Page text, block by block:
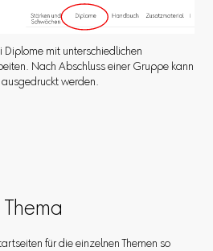
Diplome mit unterschiedlichen
Nach Abschluss einer Gruppe kann
ausgedruckt werden.
für die einzelnen Themen so